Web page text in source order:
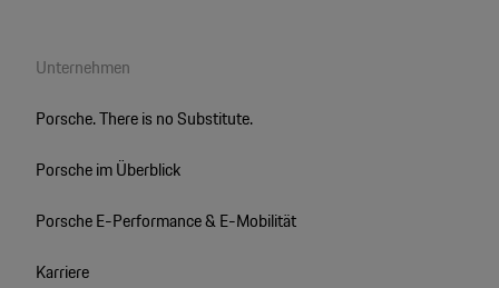
Unternehmen
Porsche. There is no Substitute.
Porsche im Überblick
Porsche E-Performance & E-Mobilität
Karriere